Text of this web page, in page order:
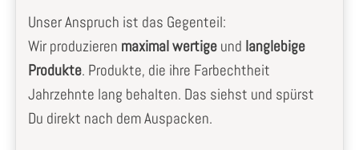
Unser Anspruch ist das Gegenteil:
Wir produzieren maximal wertigeund langlebige
Produkte. Produkte, die ihre Farbechtheit
Jahrzehnte lang behalten. Das siehst und spürst
Du direkt nach dem Auspacken.